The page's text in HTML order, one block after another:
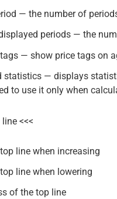
— the number of
periods — the
— show price tags on
statistics — displays
to use it only when
<<<
line when increasing
line when lowering
of the top line